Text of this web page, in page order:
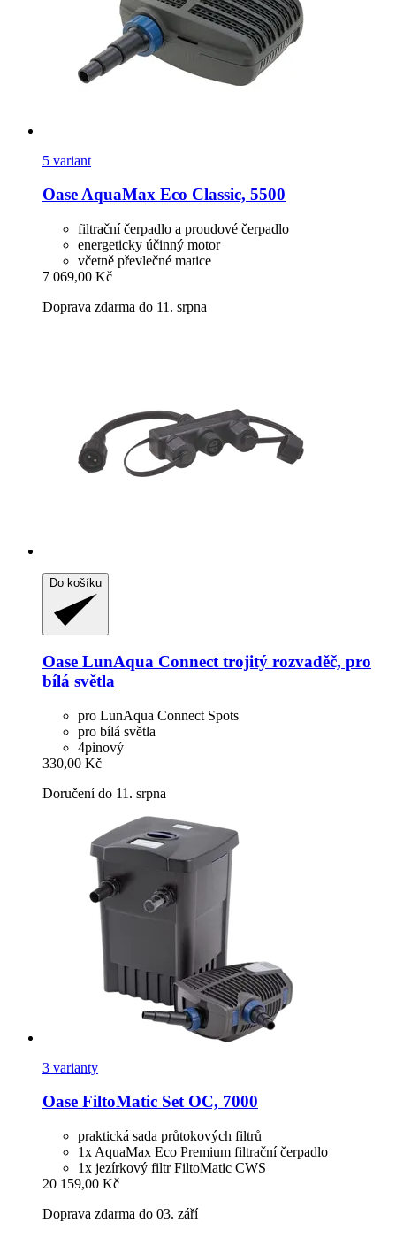
5 variant
OaseAquaMax Eco Classic, 5500
filtrační čerpadlo a proudové čerpadlo
energeticky účinný motor
včetně převlečné matice
7 069,00 Kč
Doprava zdarma do 11. srpna
Do košíku
Oase LunAqua Connect trojitý rozvaděč, pro
bílá světla
pro LunAqua Connect Spots
pro bílá světla
4pinový
330,00 Kč
Doručení do 11. srpna
3 varianty
Oase FiltoMatic Set OC, 7000
praktická sada průtokových filtrů
1x AquaMax Eco Premium filtrační čerpadlo
1x jezírkový filtr FiltoMatic CWS
20 159,00 Kč
Doprava zdarma do 03. září